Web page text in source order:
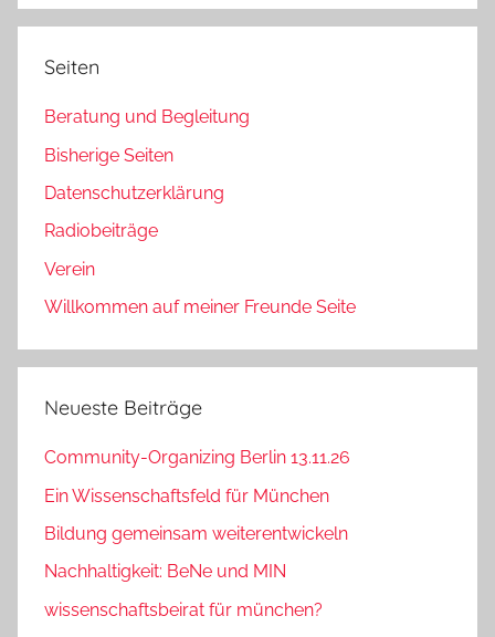
Seiten
Beratung und Begleitung
Bisherige Seiten
Datenschutzerklärung
Radiobeiträge
Verein
Willkommen auf meiner Freunde Seite
Neueste Beiträge
Community-Organizing Berlin 13.11.26
Ein Wissenschaftsfeld für München
Bildung gemeinsam weiterentwickeln
Nachhaltigkeit: BeNe und MIN
wissenschaftsbeirat für münchen?